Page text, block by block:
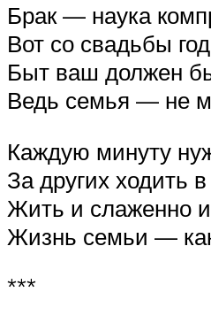
Брак — наука
Вот со свадьбы
Быт ваш должен
Ведь семья — не
Каждую минуту
За других ходить
Жить и слаженно
Жизнь семьи —
***